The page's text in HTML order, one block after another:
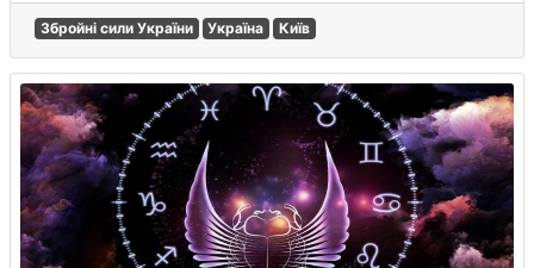
Збройні сили України Україна Київ